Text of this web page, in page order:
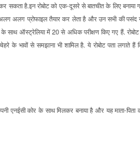
सकता है.इन रोबोट को एक-दूसरे से बातचीत के लिए
अलग प्रोफाइल तैयार कर लेता है और उन सभी की
साथ ऑस्ट्रेलिया में 20 से अधिक परीक्षण किए गए हैं.
के भावों से समझाना भी शामिल है. ये रोबोट पता लगाते हैं
एनईसी कोर के साथ मिलकर बनाया है और यह माता-